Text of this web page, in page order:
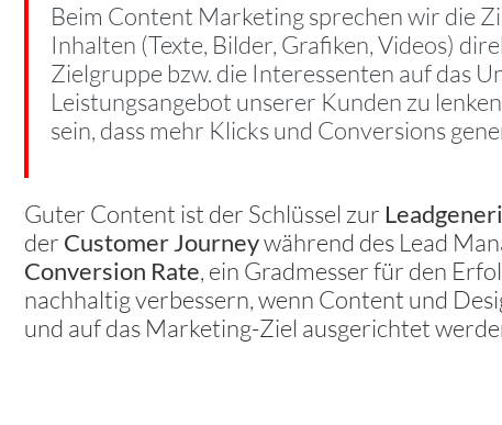
Beim Content Marketing sprechen wir die
Inhalten (Texte, Bilder, Grafiken, Videos)
Zielgruppe bzw. die Interessenten auf das
Leistungsangebot unserer Kunden zu
sein, dass mehr Klicks und Conversions
Guter Content ist der Schlüssel zur
der Customer Journeywährend des Lead
Conversion Rate, ein Gradmesser für den
nachhaltig verbessern, wenn Content und
und auf das Marketing-Ziel ausgerichtet